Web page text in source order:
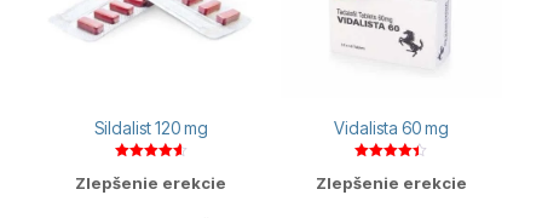
Sildalist 120 mg
4.60
Zlepšenie erekcie
Vidalista 60 mg
4.38
Zlepšenie erekcie